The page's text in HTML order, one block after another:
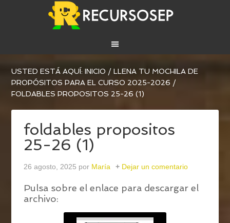
USTED ESTÁ AQUÍ:INICIO / LLENA TU MOCHILA DE
PROPÓSITOS PARA EL CURSO 2025-2026 /
FOLDABLES PROPOSITOS 25-26 (1)
foldables propositos
25-26 (1)
26 agosto, 2025 por María Dejar un comentario
Pulsa sobre el enlace para descargar el
archivo: